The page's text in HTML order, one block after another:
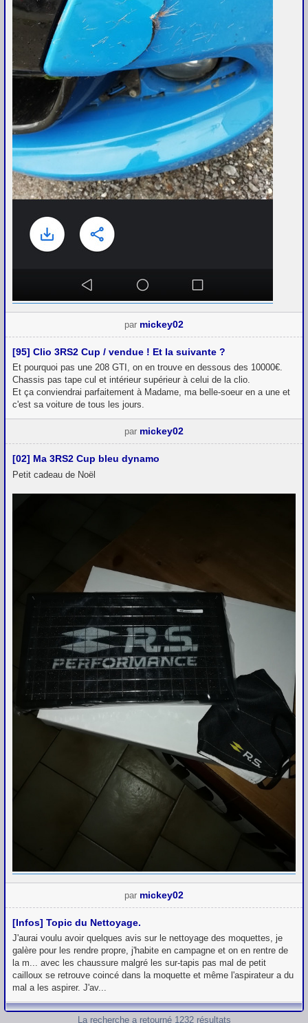
par mickey02
[95] Clio 3RS2 Cup / vendue ! Et la suivante ?
Et pourquoi pas une 208 GTI, on en trouve en dessous des 10000€.
Chassis pas tape cul et intérieur supérieur à celui de la clio.
Et ça conviendrai parfaitement à Madame, ma belle-soeur en a une et
c'est sa voiture de tous les jours.
par mickey02
[02] Ma 3RS2 Cup bleu dynamo
Petit cadeau de Noël
par mickey02
[Infos] Topic du Nettoyage.
J'aurai voulu avoir quelques avis sur le nettoyage des moquettes, je
galère pour les rendre propre, j'habite en campagne et on en rentre de
la m... avec les chaussure malgré les sur-tapis pas mal de petit
cailloux se retrouve coincé dans la moquette et même l'aspirateur a du
mal a les aspirer. J'av...
La recherche a retourné 1232 résultats